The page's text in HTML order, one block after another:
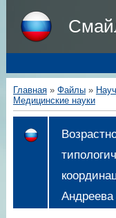
Главная» Файлы»
Медицинские науки